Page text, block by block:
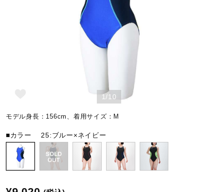
バレーボール
テニス／ソフトテニス
1/10
モデル身長：156cm、着用サイズ：M
■カラー 25:ブルー×ネイビー